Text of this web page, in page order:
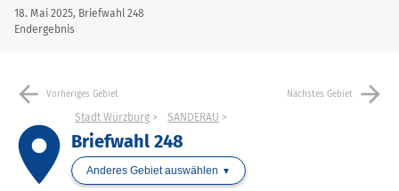
18. Mai 2025, Briefwahl 248
Endergebnis
arrow_back Vorheriges Gebiet Nächstes Gebiet arrow_forward
place
Stadt Würzburg SANDERAU
Briefwahl 248
Anderes Gebiet auswählen